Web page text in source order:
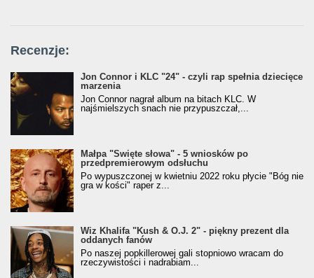
Recenzje:
Jon Connor i KLC "24" - czyli rap spełnia dziecięce
marzenia
Jon Connor nagrał album na bitach KLC. W
najśmielszych snach nie przypuszczał,...
Małpa "Święte słowa" - 5 wniosków po
przedpremierowym odsłuchu
Po wypuszczonej w kwietniu 2022 roku płycie "Bóg nie
gra w kości" raper z...
Wiz Khalifa "Kush & O.J. 2" - piękny prezent dla
oddanych fanów
Po naszej popkillerowej gali stopniowo wracam do
rzeczywistości i nadrabiam...